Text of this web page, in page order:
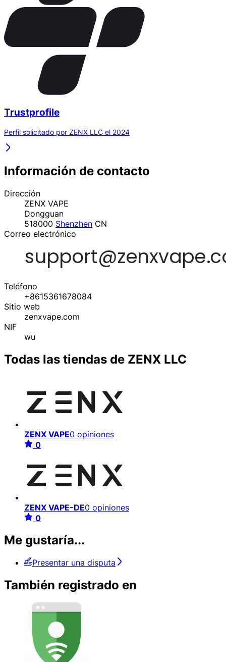
Trustprofile
Perfil solicitado por ZENX LLC el 2024
Información de contacto
Dirección
ZENX VAPE
Dongguan
518000 Shenzhen CN
Correo electrónico
Teléfono
+8615361678084
Sitio web
zenxvape.com
NIF
wu
Todas las tiendas de ZENX LLC
ZENX VAPE0 opiniones
0
ZENX VAPE-DE0 opiniones
0
Me gustaría...
Presentar una disputa
También registrado en